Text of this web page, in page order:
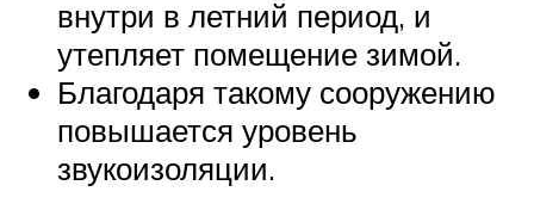
внутри в летний период, и
утепляет помещение зимой.
Благодаря такому сооружению
повышается уровень
звукоизоляции.